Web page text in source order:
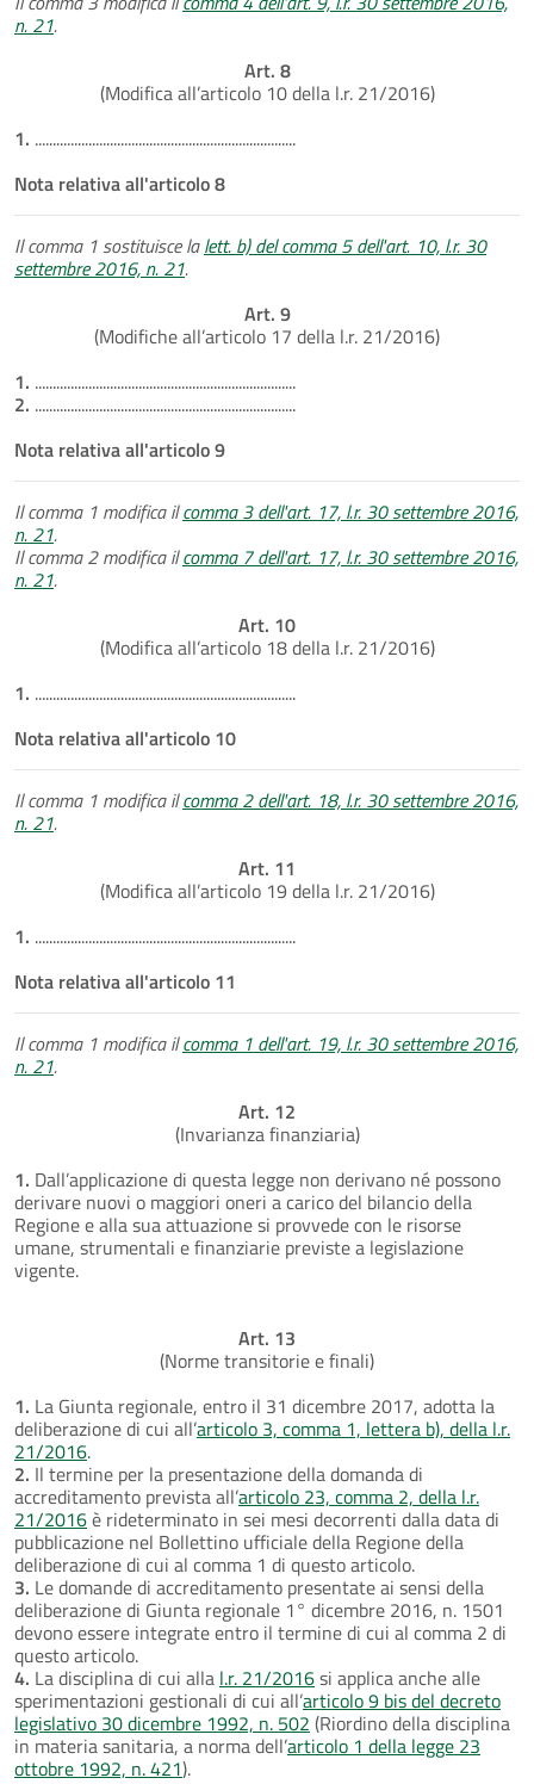
n. 21.
Art. 8
(Modifica all’articolo 10 della l.r. 21/2016)
1. .........................................................................
Nota relativa all'articolo 8
Il comma 1 sostituisce lalett. b) del comma 5 dell'art. 10, l.r. 30
settembre 2016, n. 21.
Art. 9
(Modifiche all’articolo 17 della l.r. 21/2016)
1. .........................................................................
2. .........................................................................
Nota relativa all'articolo 9
Il comma 1 modifica ilcomma 3 dell'art. 17, l.r. 30 settembre 2016,
n. 21.
Il comma 2 modifica ilcomma 7 dell'art. 17, l.r. 30 settembre 2016,
n. 21.
Art. 10
(Modifica all’articolo 18 della l.r. 21/2016)
1. .........................................................................
Nota relativa all'articolo 10
Il comma 1 modifica ilcomma 2 dell'art. 18, l.r. 30 settembre 2016,
n. 21.
Art. 11
(Modifica all’articolo 19 della l.r. 21/2016)
1. .........................................................................
Nota relativa all'articolo 11
Il comma 1 modifica ilcomma 1 dell'art. 19, l.r. 30 settembre 2016,
n. 21.
Art. 12
(Invarianza finanziaria)
1. Dall’applicazione di questa legge non derivano né possono
derivare nuovi o maggiori oneri a carico del bilancio della
Regione e alla sua attuazione si provvede con le risorse
umane, strumentali e finanziarie previste a legislazione
vigente.
Art. 13
(Norme transitorie e finali)
1. La Giunta regionale, entro il 31 dicembre 2017, adotta la
deliberazione di cui all’articolo 3, comma 1, lettera b), della l.r.
21/2016.
2. Il termine per la presentazione della domanda di
accreditamento prevista all’articolo 23, comma 2, della l.r.
21/2016è rideterminato in sei mesi decorrenti dalla data di
pubblicazione nel Bollettino ufficiale della Regione della
deliberazione di cui al comma 1 di questo articolo.
3. Le domande di accreditamento presentate ai sensi della
deliberazione di Giunta regionale 1° dicembre 2016, n. 1501
devono essere integrate entro il termine di cui al comma 2 di
questo articolo.
4. La disciplina di cui alla l.r. 21/2016si applica anche alle
sperimentazioni gestionali di cui all’articolo 9 bis del decreto
legislativo 30 dicembre 1992, n. 502 (Riordino della disciplina
in materia sanitaria, a norma dell’articolo 1 della legge 23
ottobre 1992, n. 421).